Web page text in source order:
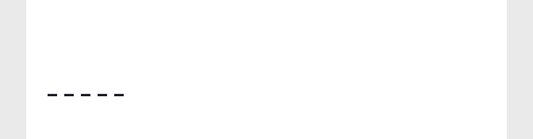
– – – – –